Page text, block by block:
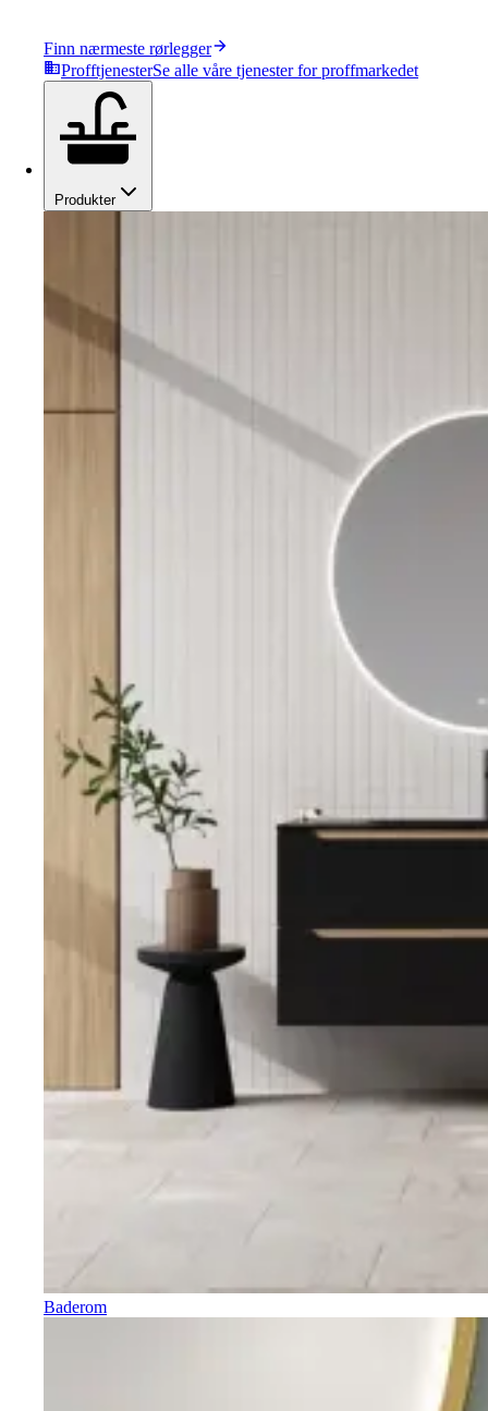
Finn nærmeste rørlegger
ProfftjenesterSe alle våre tjenester for proffmarkedet
Produkter
Baderom